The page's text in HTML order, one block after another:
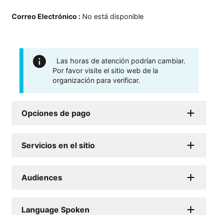
Correo Electrónico : No está disponible
Las horas de atención podrían cambiar.
Por favor visite el sitio web de la
organización para verificar.
Opciones de pago
Servicios en el sitio
Audiences
Language Spoken